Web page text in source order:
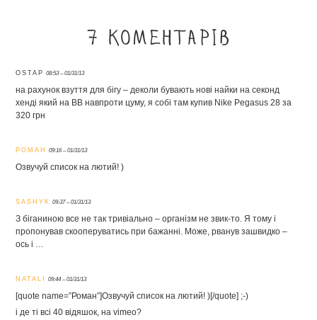
7 коментарів
OSTAP 08:53 – 01/31/13
на рахунок взуття для бігу – деколи бувають нові найки на секонд
хенді який на ВВ навпроти цуму, я собі там купив Nike Pegasus 28 за
320 грн
РОМАН 09:16 – 01/31/13
Озвучуй список на лютий! )
SASHYK 09:37 – 01/31/13
З біганиною все не так тривіально – організм не звик-то. Я тому і
пропонував скооперуватись при бажанні. Може, рванув зашвидко –
ось і …
NATALI 09:44 – 01/31/13
[quote name=”Роман”]Озвучуй список на лютий! )[/quote] ;-)
і де ті всі 40 відяшок, на vimeo?